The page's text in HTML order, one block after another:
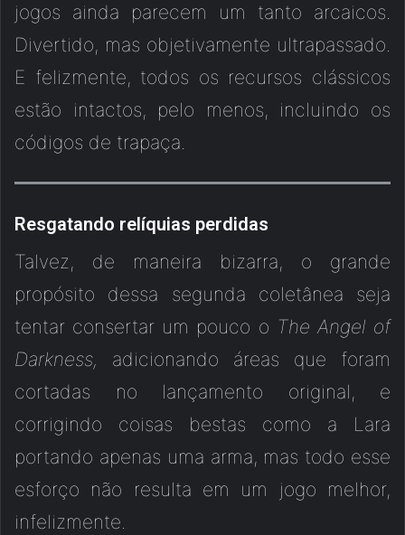
jogos ainda parecem um tanto arcaicos.
Divertido, mas objetivamente ultrapassado.
E felizmente, todos os recursos clássicos
estão intactos, pelo menos, incluindo os
códigos de trapaça.
Resgatando relíquias perdidas
Talvez, de maneira bizarra, o grande
propósito dessa segunda coletânea seja
tentar consertar um pouco o The Angel of
Darkness, adicionando áreas que foram
cortadas no lançamento original, e
corrigindo coisas bestas como a Lara
portando apenas uma arma, mas todo esse
esforço não resulta em um jogo melhor,
infelizmente.